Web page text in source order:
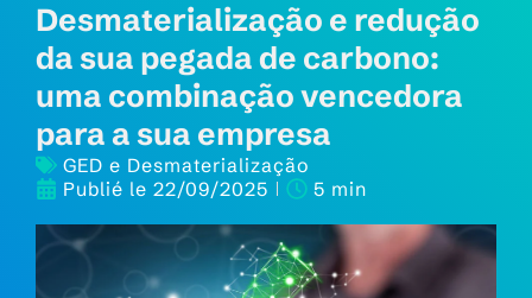
Desmaterialização e redução
da sua pegada de carbono:
uma combinação vencedora
para a sua empresa
GED e Desmaterialização
Publié le 22/09/2025 5 min